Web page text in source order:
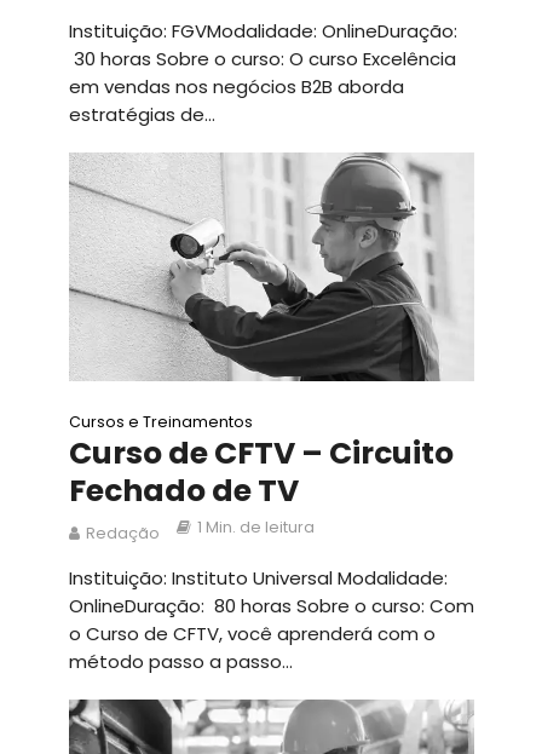
Instituição: FGVModalidade: OnlineDuração:
30 horas Sobre o curso: O curso Excelência
em vendas nos negócios B2B aborda
estratégias de...
Cursos e Treinamentos
Curso de CFTV – Circuito
Fechado de TV
Redação 1 Min. de leitura
Instituição: Instituto Universal Modalidade:
OnlineDuração: 80 horas Sobre o curso: Com
o Curso de CFTV, você aprenderá com o
método passo a passo...